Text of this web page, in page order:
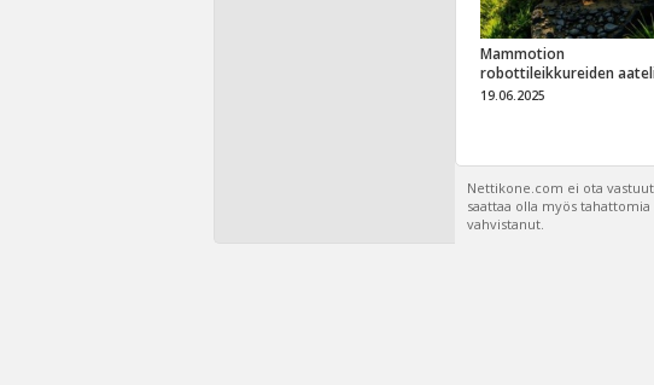
Mammotion
robottileikkureiden
19.06.2025
Nettikone.com ei ota
saattaa olla myös
vahvistanut.